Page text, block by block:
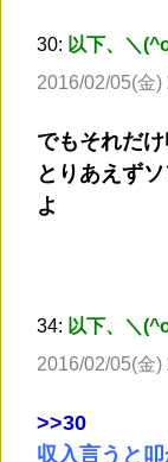
30: 以下、＼
2016/02/05(金
でもそれだ
とりあえず
よ
34: 以下、＼
2016/02/05(金)
>>30
収入言うと